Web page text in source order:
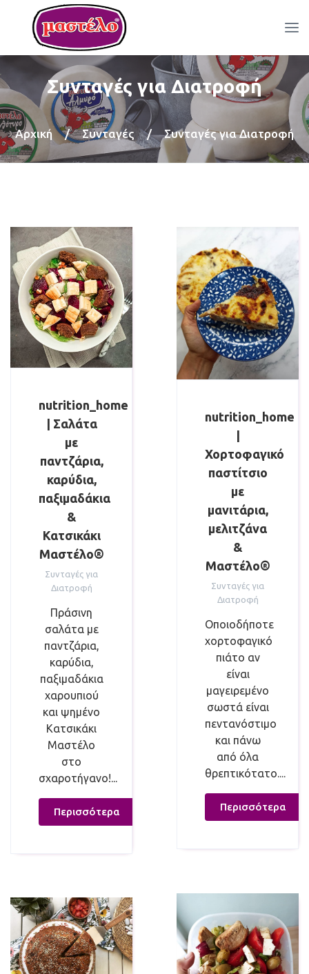
Συνταγές για Διατροφή
Αρχική / Συνταγές / Συνταγές για Διατροφή
nutrition_home
| Σαλάτα
με
παντζάρια,
καρύδια,
παξιμαδάκια
&
Κατσικάκι
Μαστέλο®
Συνταγές για
Διατροφή
Πράσινη
σαλάτα με
παντζάρια,
καρύδια,
παξιμαδάκια
χαρουπιού
και ψημένο
Κατσικάκι
Μαστέλο
στο
σχαροτήγανο!...
Περισσότερα
nutrition_home
Χορτοφαγικό
παστίτσιο
με
μανιτάρια,
μελιτζάνα
&
Μαστέλο®
Συνταγές για
Διατροφή
Οποιοδήποτε
χορτοφαγικό
πιάτο αν
είναι
μαγειρεμένο
σωστά είναι
πεντανόστιμο
και πάνω
από όλα
θρεπτικότατο....
Περισσότερα